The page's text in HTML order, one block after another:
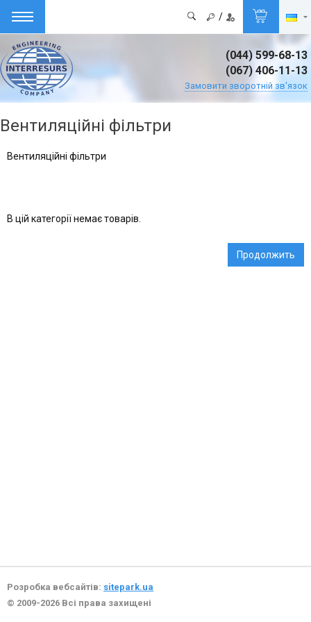
/
(044) 599-68-13
(067) 406-11-13
Замовити зворотній зв'язок
Вентиляційні фільтри
Вентиляційні фільтри
В цій категорії немає товарів.
Продолжить
Розробка вебсайтів: sitepark.ua
© 2009-2026 Всі права захищені